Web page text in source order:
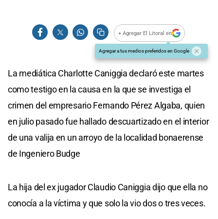
+ Agregar El Litoral en
Agregar a tus medios preferidos en Google
La mediática Charlotte Caniggia declaró este martes
como testigo en la causa en la que se investiga el
crimen del empresario Fernando Pérez Algaba, quien
en julio pasado fue hallado descuartizado en el interior
de una valija en un arroyo de la localidad bonaerense
de Ingeniero Budge
La hija del ex jugador Claudio Caniggia dijo que ella no
conocía a la víctima y que solo la vio dos o tres veces.